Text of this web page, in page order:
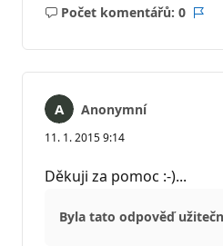
Počet komentářů: 0
Žádné
Anonymní
11. 1. 2015 9:14
Děkuji za pomoc :-)...
Byla tato odpověď